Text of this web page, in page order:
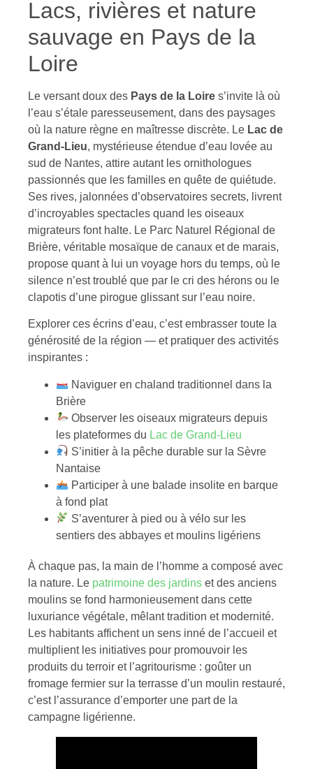
Lacs, rivières et nature
sauvage en Pays de la
Loire
Le versant doux des Pays de la Loire s’invite là où
l’eau s’étale paresseusement, dans des paysages
où la nature règne en maîtresse discrète. Le Lac de
Grand-Lieu, mystérieuse étendue d’eau lovée au
sud de Nantes, attire autant les ornithologues
passionnés que les familles en quête de quiétude.
Ses rives, jalonnées d’observatoires secrets, livrent
d’incroyables spectacles quand les oiseaux
migrateurs font halte. Le Parc Naturel Régional de
Brière, véritable mosaïque de canaux et de marais,
propose quant à lui un voyage hors du temps, où le
silence n’est troublé que par le cri des hérons ou le
clapotis d’une pirogue glissant sur l’eau noire.
Explorer ces écrins d’eau, c’est embrasser toute la
générosité de la région — et pratiquer des activités
inspirantes :
Naviguer en chaland traditionnel dans la
Brière
Observer les oiseaux migrateurs depuis
les plateformes du Lac de Grand-Lieu
S’initier à la pêche durable sur la Sèvre
Nantaise
Participer à une balade insolite en barque
à fond plat
S’aventurer à pied ou à vélo sur les
sentiers des abbayes et moulins ligériens
À chaque pas, la main de l’homme a composé avec
la nature. Le patrimoine des jardins et des anciens
moulins se fond harmonieusement dans cette
luxuriance végétale, mêlant tradition et modernité.
Les habitants affichent un sens inné de l’accueil et
multiplient les initiatives pour promouvoir les
produits du terroir et l’agritourisme : goûter un
fromage fermier sur la terrasse d’un moulin restauré,
c’est l’assurance d’emporter une part de la
campagne ligérienne.